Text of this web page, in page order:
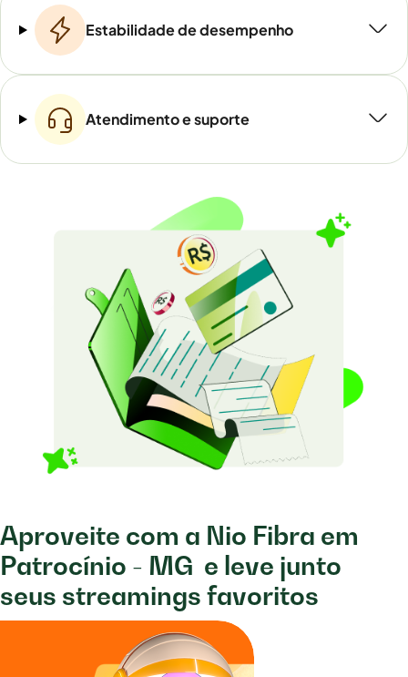
Estabilidade de desempenho
Atendimento e suporte
Aproveite com a Nio Fibra em
Patrocínio - MG e leve junto
seus streamings favoritos